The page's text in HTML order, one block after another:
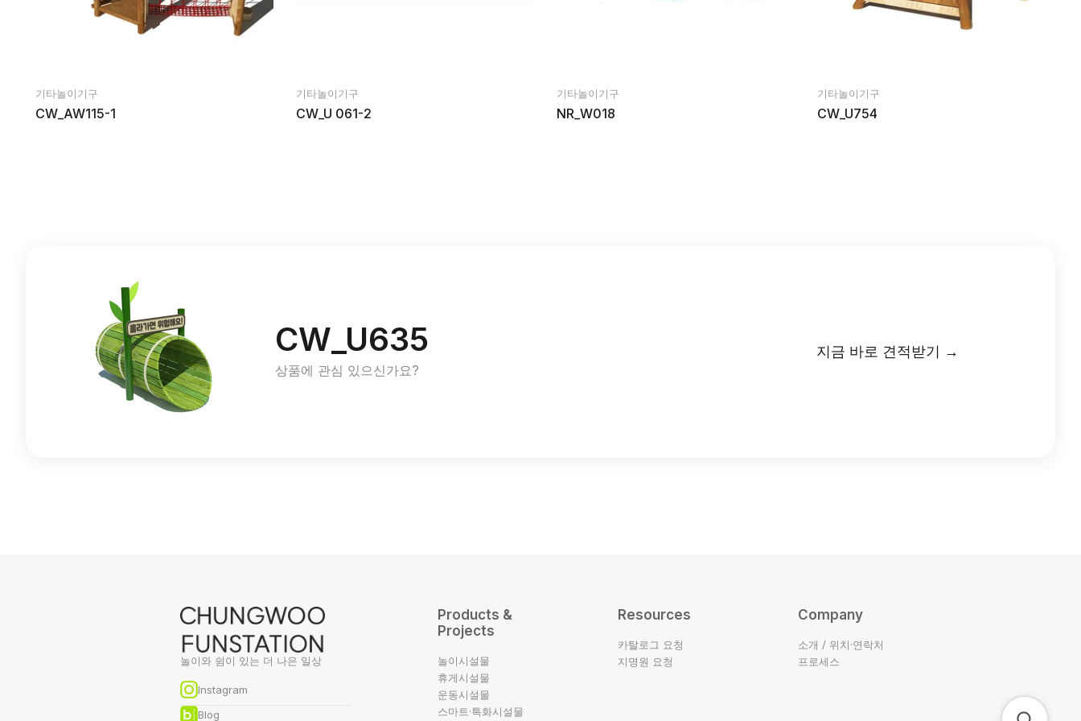
기타놀이기구
CW_AW115-1
기타놀이기구
CW_U 061-2
기타놀이기구
NR_W018
기타놀이기구
CW_U754
CW_U635
상품에 관심 있으신가요?
지금 바로 견적받기 →
놀이와 쉼이 있는 더 나은 일상
Instagram
Blog
Products &
Projects
놀이시설물
휴게시설물
운동시설물
스마트·특화시설물
Resources
카탈로그 요청
지명원 요청
Company
소개 / 위치·연락처
프로세스